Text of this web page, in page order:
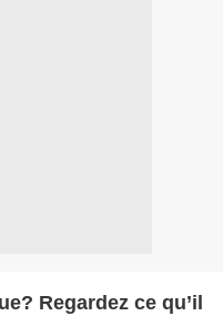
Regardez ce qu’il